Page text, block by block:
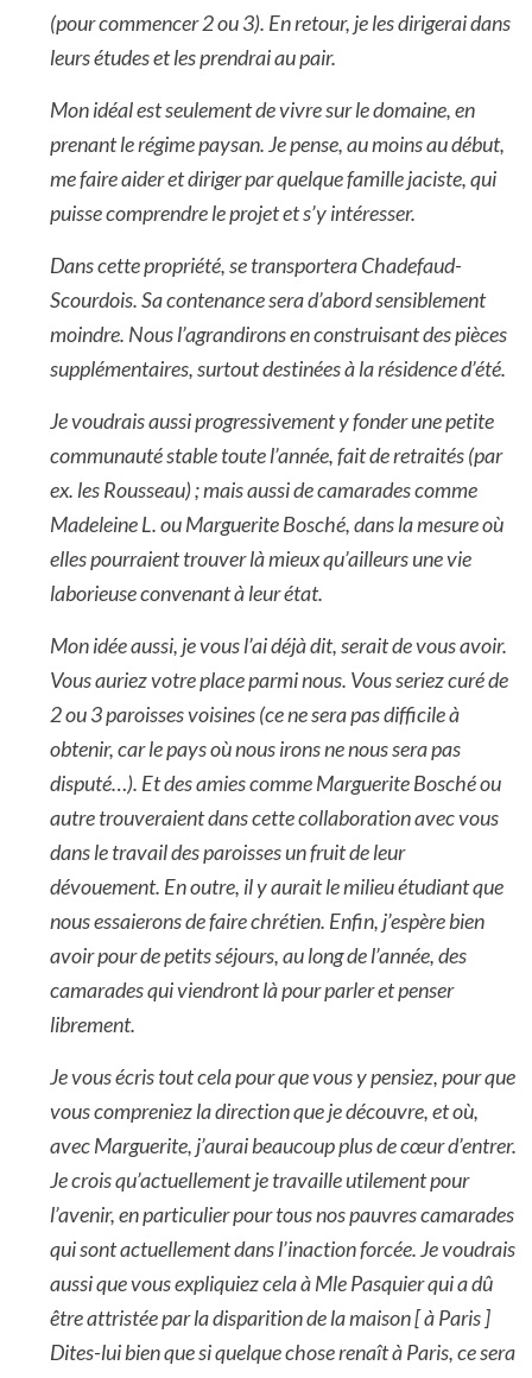
(pour commencer 2 ou 3). En retour, je les dirigerai dans
leurs études et les prendrai au pair.
Mon idéal est seulement de vivre sur le domaine, en
prenant le régime paysan. Je pense, au moins au début,
me faire aider et diriger par quelque famille jaciste, qui
puisse comprendre le projet et s’y intéresser.
Dans cette propriété, se transportera Chadefaud-
Scourdois. Sa contenance sera d’abord sensiblement
moindre. Nous l’agrandirons en construisant des pièces
supplémentaires, surtout destinées à la résidence d’été.
Je voudrais aussi progressivement y fonder une petite
communauté stable toute l’année, fait de retraités (par
ex. les Rousseau) ; mais aussi de camarades comme
Madeleine L. ou Marguerite Bosché, dans la mesure où
elles pourraient trouver là mieux qu’ailleurs une vie
laborieuse convenant à leur état.
Mon idée aussi, je vous l’ai déjà dit, serait de vous avoir.
Vous auriez votre place parmi nous. Vous seriez curé de
2 ou 3 paroisses voisines (ce ne sera pas difficile à
obtenir, car le pays où nous irons ne nous sera pas
disputé…). Et des amies comme Marguerite Bosché ou
autre trouveraient dans cette collaboration avec vous
dans le travail des paroisses un fruit de leur
dévouement. En outre, il y aurait le milieu étudiant que
nous essaierons de faire chrétien. Enfin, j’espère bien
avoir pour de petits séjours, au long de l’année, des
camarades qui viendront là pour parler et penser
librement.
Je vous écris tout cela pour que vous y pensiez, pour que
vous compreniez la direction que je découvre, et où,
avec Marguerite, j’aurai beaucoup plus de cœur d’entrer.
Je crois qu’actuellement je travaille utilement pour
l’avenir, en particulier pour tous nos pauvres camarades
qui sont actuellement dans l’inaction forcée. Je voudrais
aussi que vous expliquiez cela à Mle Pasquier qui a dû
être attristée par la disparition de la maison [ à Paris ]
Dites-lui bien que si quelque chose renaît à Paris, ce sera